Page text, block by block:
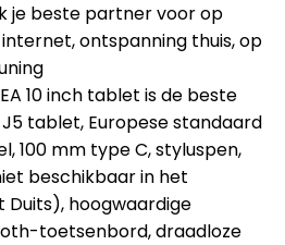
je beste partner voor op
ontspanning thuis, op
10 inch tablet is de beste
tablet, Europese standaard
100 mm type C, styluspen,
beschikbaar in het
Duits), hoogwaardige
toetsenbord, draadloze